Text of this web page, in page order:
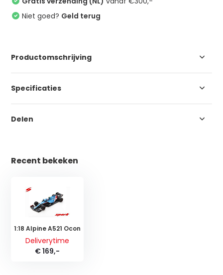
Niet goed? Geld terug
Productomschrijving
Specificaties
Delen
Recent bekeken
1:18 Alpine A521 Ocon
Deliverytime
€ 169,-